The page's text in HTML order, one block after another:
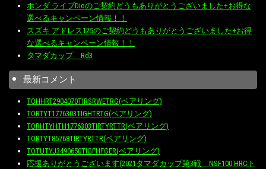
ホンダ ライブDioのご契約どうもありがとうございました+お得な
選べるキャンペーン情報！！
スズキ アドレス125のご契約どうもありがとうございました+お得
な選べるキャンペーン情報！！
タマダカップ Rd3
最新コメント
TOHHRT2904070TIRSRWETRG(ベアリング)
TORTYT1776303TIGHTRTG(ベアリング)
TORHTYHTH1776303TIRTYRTTR(ベアリング)
TORTYT85768TIRTYRTTR(ベアリング)
TOTUTYJ3490650TIGFHFGER(ベアリング)
応援ありがとうございます(2021タマダカップ第3戦 NSF100 HRCト